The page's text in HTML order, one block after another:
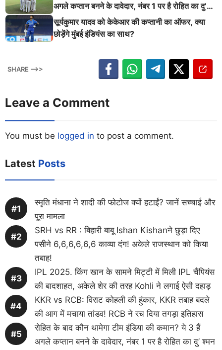
अगले कप्तान बनने के दावेदार, नंबर 1 पर है रोहित का दु’
श्मन
सूर्यकुमार यादव को केकेआर की कप्तानी का ऑफर, क्या
छोड़ेंगे मुंबई इंडियंस का साथ?
SHARE -->>
Leave a Comment
You must be logged in to post a comment.
Latest Posts
स्मृति मंधाना ने शादी की फोटोज क्यों हटाईं? जानें सच्चाई और
पूरा मामला
SRH vs RR : बिहारी बाबू Ishan Kishanने छुड़ा दिए
पसीने 6,6,6,6,6,6 काव्या दंग! अकेले राजस्थान को किया
तबाह!
IPL 2025. किंग खान के सामने मिट्टी में मिली IPL चैंपियंस
की बादशाहत, अकेले शेर की तरह Kohli ने लगाई ऐसी दहाड़
KKR vs RCB: विराट कोहली की हुंकार, KKR तबाह बदले
की आग में मचाया तांडव! RCB ने रच दिया तगड़ा इतिहास
रोहित के बाद कौन थामेगा टीम इंडिया की कमान? ये 3 हैं
अगले कप्तान बनने के दावेदार, नंबर 1 पर है रोहित का दु’ श्मन